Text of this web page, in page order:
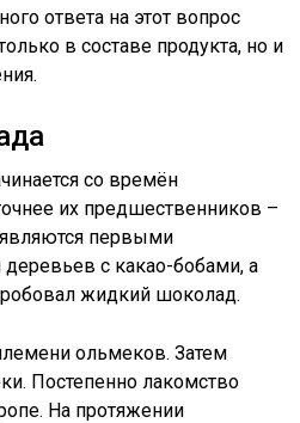
ответа на этот вопрос
в составе продукта, но и
со времён
их предшественников –
первыми
с какао-бобами, а
жидкий шоколад.
ольмеков. Затем
Постепенно лакомство
На протяжении